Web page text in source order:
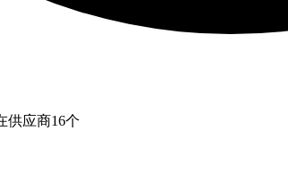
供应商16个